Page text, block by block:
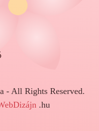
- All Rights Reserved.
.hu